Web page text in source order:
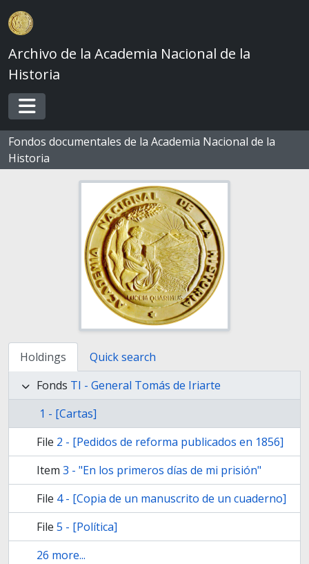
Skip to main content
Archivo de la Academia Nacional de la
Historia
Toggle navigation
Fondos documentales de la Academia Nacional de la
Historia
Holdings
Quick search
Fonds TI - General Tomás de Iriarte
1 - [Cartas]
File 2 - [Pedidos de reforma publicados en 1856]
Item 3 - "En los primeros días de mi prisión"
File 4 - [Copia de un manuscrito de un cuaderno]
File 5 - [Política]
26 more...